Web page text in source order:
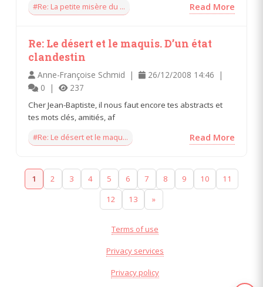
#Re: La petite misère du ...
Read More
Re: Le désert et le maquis. D’un état
clandestin
Anne-Françoise Schmid |
26/12/2008 14:46 |
0 |
237
Cher Jean-Baptiste, il nous faut encore tes abstracts et
tes mots clés, amitiés, af
#Re: Le désert et le maqu...
Read More
1 2 3 4 5 6 7 8 9 10
11
12
13 »
Terms of use
Privacy services
Privacy policy